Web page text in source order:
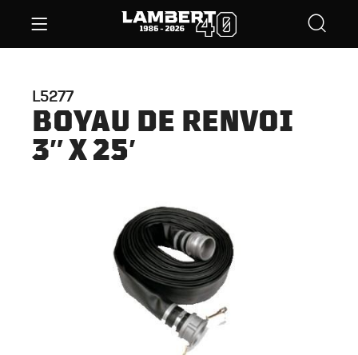
L5277
BOYAU DE RENVOI
3″ X 25′